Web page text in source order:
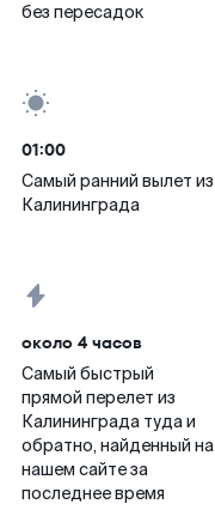
без пересадок
01:00
Самый ранний вылет из
Калининграда
около 4 часов
Самый быстрый
прямой перелет из
Калининграда туда и
обратно, найденный на
нашем сайте за
последнее время